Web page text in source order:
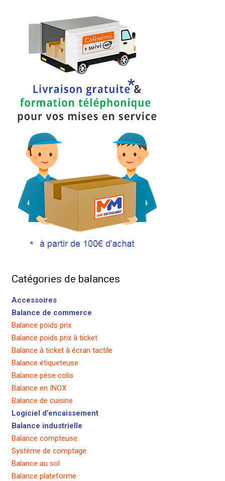
Catégories de balances
Accessoires
Balance de commerce
Balance poids prix
Balance poids prix à ticket
Balance à ticket à écran tactile
Balance étiqueteuse
Balance pèse colis
Balance en INOX
Balance de cuisine
Logiciel d’encaissement
Balance industrielle
Balance compteuse
Système de comptage
Balance au sol
Balance plateforme